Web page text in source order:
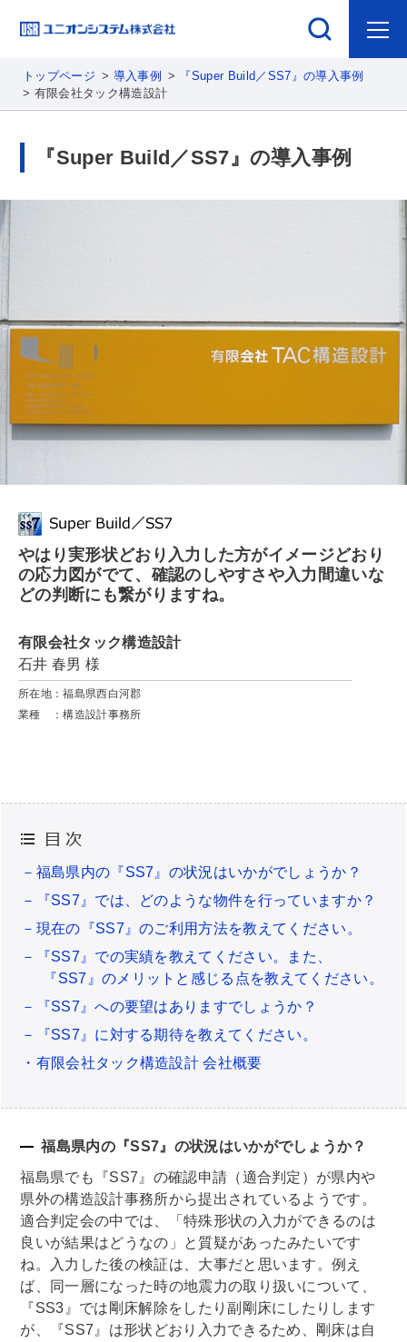
トップページ 導入事例
『Super Build／SS7』の導入事例
有限会社タック構造設計
『Super Build／SS7』の導入事例
やはり実形状どおり入力した方がイメージどおり
の応力図がでて、確認のしやすさや入力間違いな
どの判断にも繋がりますね。
有限会社タック構造設計
石井 春男 様
所在地：福島県西白河郡
業種 ：構造設計事務所
－福島県内の『SS7』の状況はいかがでしょうか？
－『SS7』では、どのような物件を行っていますか？
－現在の『SS7』のご利用方法を教えてください。
－『SS7』での実績を教えてください。また、
『SS7』のメリットと感じる点を教えてください。
－『SS7』への要望はありますでしょうか？
－『SS7』に対する期待を教えてください。
・有限会社タック構造設計 会社概要
福島県内の『SS7』の状況はいかがでしょうか？
福島県でも『SS7』の確認申請（適合判定）が県内や
県外の構造設計事務所から提出されているようです。
適合判定会の中では、「特殊形状の入力ができるのは
良いが結果はどうなの」と質疑があったみたいです
ね。入力した後の検証は、大事だと思います。例え
ば、同一層になった時の地震力の取り扱いについて、
『SS3』では剛床解除をしたり副剛床にしたりします
が、『SS7』は形状どおり入力できるため、剛床は自